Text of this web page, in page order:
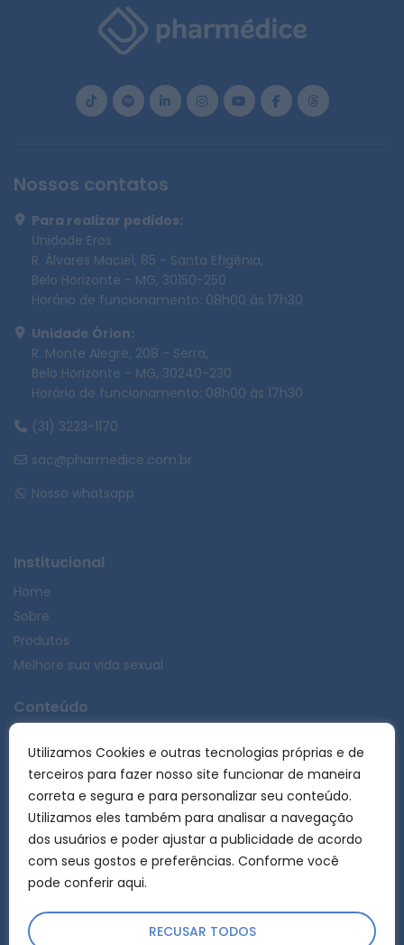
Utilizamos Cookies e outras tecnologias próprias e de
terceiros para fazer nosso site funcionar de maneira
correta e segura e para personalizar seu conteúdo.
Utilizamos eles também para analisar a navegação
dos usuários e poder ajustar a publicidade de acordo
com seus gostos e preferências. Conforme você
pode conferir aqui.
RECUSAR TODOS
Nossos contatos
Para realizar pedidos:
Unidade Eros
R. Álvares Maciel, 85 - Santa Efigênia,
Belo Horizonte - MG, 30150-250
Horário de funcionamento: 08h00 às 17h30
Unidade Órion:
R. Monte Alegre, 208 - Serra,
Belo Horizonte - MG, 30240-230
Horário de funcionamento: 08h00 às 17h30
(31) 3223-1170
sac@pharmedice.com.br
Nosso whatsapp
Institucional
Home
Sobre
Produtos
Melhore sua vida sexual
Conteúdo
FAQ
Contato
Comercial
Trabalhe Conosco